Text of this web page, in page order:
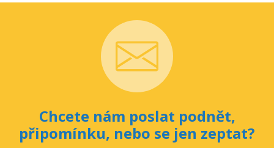
Chcete nám poslat podnět,
připomínku, nebo se jen zeptat?